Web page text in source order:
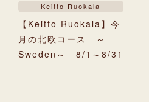
Keitto Ruokala
【Keitto Ruokala】今
月の北欧コース ～
Sweden～ 8/1～8/31